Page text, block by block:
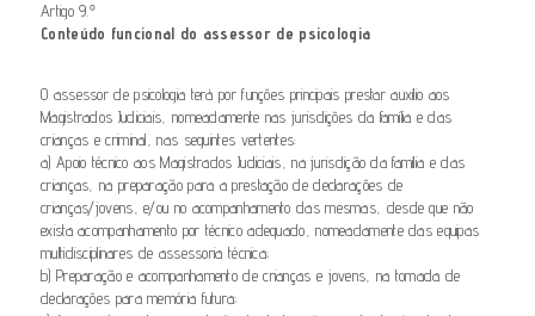
Artigo 9.º
Conteúdo funcional do assessor de psicologia
O assessor de psicologia terá por funções principais prestar auxílio aos
Magistrados Judiciais, nomeadamente nas jurisdições da família e das
crianças e criminal, nas seguintes vertentes:
a) Apoio técnico aos Magistrados Judiciais, na jurisdição da família e das
crianças, na preparação para a prestação de declarações de
crianças/jovens, e/ou no acompanhamento das mesmas, desde que não
exista acompanhamento por técnico adequado, nomeadamente das equipas
multidisciplinares de assessoria técnica;
b) Preparação e acompanhamento de crianças e jovens, na tomada de
declarações para memória futura;